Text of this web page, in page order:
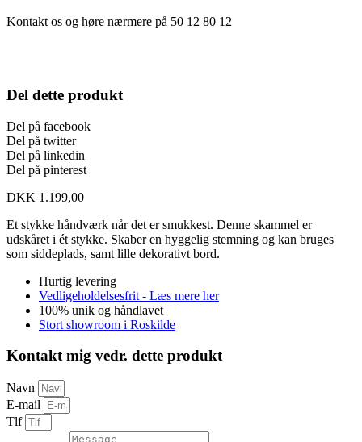
Kontakt os og høre nærmere på 50 12 80 12
Del dette produkt
Del på facebook
Del på twitter
Del på linkedin
Del på pinterest
DKK 1.199,00
Et stykke håndværk når det er smukkest. Denne skammel er
udskåret i ét stykke. Skaber en hyggelig stemning og kan bruges
som siddeplads, samt lille dekorativt bord.
Hurtig levering
Vedligeholdelsesfrit - Læs mere her
100% unik og håndlavet
Stort showroom i Roskilde
Kontakt mig vedr. dette produkt
Navn
E-mail
Tlf